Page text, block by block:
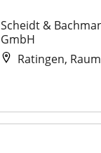
Scheidt &
GmbH
Ratingen, Raum